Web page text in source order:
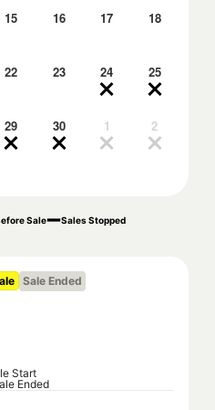
15 16 17 18
22 23 24 25
29 30 1 2
Sale Sales Stopped
Sale Ended
Start
Ended